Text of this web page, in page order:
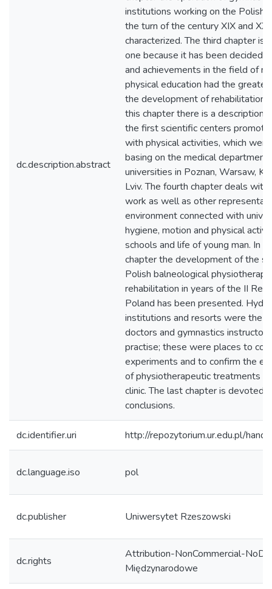
dc.description.abstract
institutions working on the Polish
the turn of the century XIX and XX
characterized. The third chapter is
one because it has been decided
and achievements in the field of
physical education had the
the development of rehabilitation
this chapter there is a description
the first scientific centers
with physical activities, which
basing on the medical
universities in Poznan, Warsaw,
Lviv. The fourth chapter deals with
work as well as other
environment connected with
hygiene, motion and physical
schools and life of young man. In
chapter the development of the
Polish balneological
rehabilitation in years of the II
Poland has been presented.
institutions and resorts were the
doctors and gymnastics
practise; these were places to
experiments and to confirm the
of physiotherapeutic treatments
clinic. The last chapter is devoted
conclusions.
dc.identifier.uri http://repozytorium.ur.edu.pl/
dc.language.iso pol
dc.publisher Uniwersytet Rzeszowski
dc.rights
Attribution-NonCommercial-
Międzynarodowe